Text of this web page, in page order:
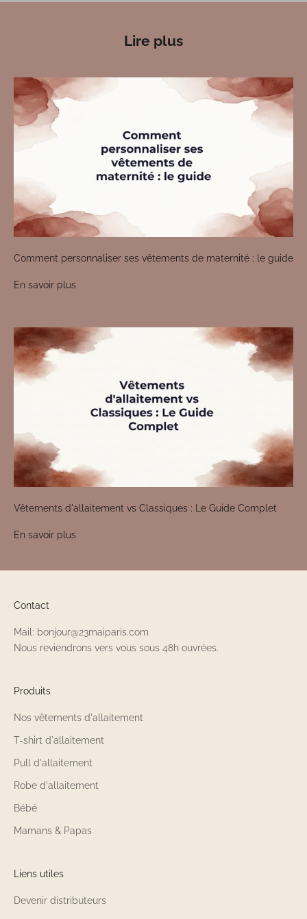
Lire plus
Comment personnaliser ses vêtements de maternité : le guide
En savoir plus
Vêtements d'allaitement vs Classiques : Le Guide Complet
En savoir plus
Contact
Mail: bonjour@23maiparis.com
Nous reviendrons vers vous sous 48h ouvrées.
Produits
Nos vêtements d'allaitement
T-shirt d'allaitement
Pull d'allaitement
Robe d'allaitement
Bébé
Mamans & Papas
Liens utiles
Devenir distributeurs